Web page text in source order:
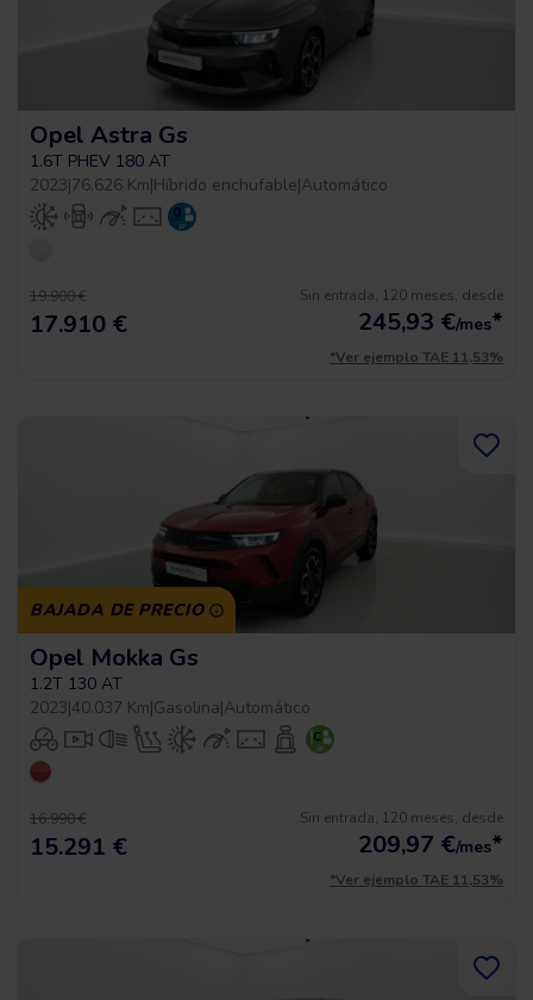
Opel Astra Gs
1.6T PHEV 180 AT
2023|76.626 Km|Híbrido enchufable|Automático
19.900 €
17.910 €
Sin entrada, 120 meses, desde
245,93 €/mes*
*Ver ejemplo TAE 11,53%
BAJADA DE PRECIO
Opel Mokka Gs
1.2T 130 AT
2023|40.037 Km|Gasolina|Automático
16.990 €
15.291 €
Sin entrada, 120 meses, desde
209,97 €/mes*
*Ver ejemplo TAE 11,53%